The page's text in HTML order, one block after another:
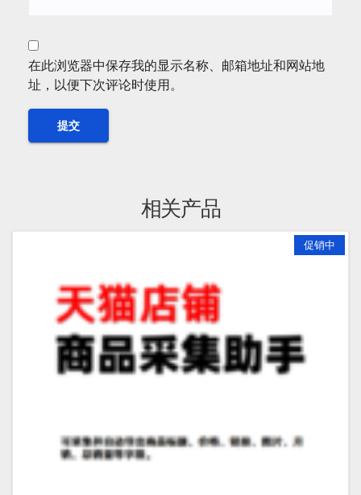
在此浏览器中保存我的显示名称、邮箱地址和网站地
址，以便下次评论时使用。
相关产品
促销中